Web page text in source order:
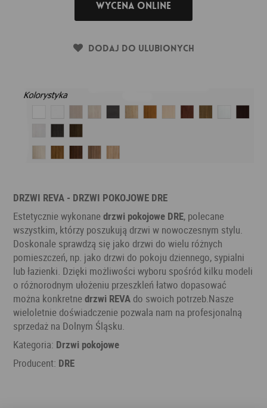
Wycena online
Dodaj do ulubionych
DRZWI REVA - DRZWI POKOJOWE DRE
Estetycznie wykonanedrzwi pokojowe DRE, polecane
wszystkim, którzy poszukują drzwi w nowoczesnym stylu.
Doskonale sprawdzą się jako drzwi do wielu różnych
pomieszczeń, np. jako drzwi do pokoju dziennego, sypialni
lub łazienki. Dzięki możliwości wyboru spośród kilku modeli
o różnorodnym ułożeniu przeszkleń łatwo dopasować
można konkretnedrzwi REVA do swoich potrzeb.Nasze
wieloletnie doświadczenie pozwala nam na profesjonalną
sprzedaż na Dolnym Śląsku.
Kategoria: Drzwi pokojowe
Producent: DRE